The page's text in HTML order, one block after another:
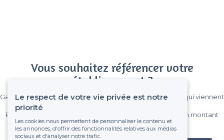
Vous souhaitez référencer votre
établissement ?
Gagnez de nombreux clients parmi le million de visiteurs qui viennent
Pas de commissions et sans engagement, vous payez un montant
fixe sans risque de voir déraper la facture.
Le respect de votre vie privée est notre
priorité
Les cookies nous permettent de personnaliser le contenu et
les annonces, d'offrir des fonctionnalités relatives aux médias
sociaux et d'analyser notre trafic.